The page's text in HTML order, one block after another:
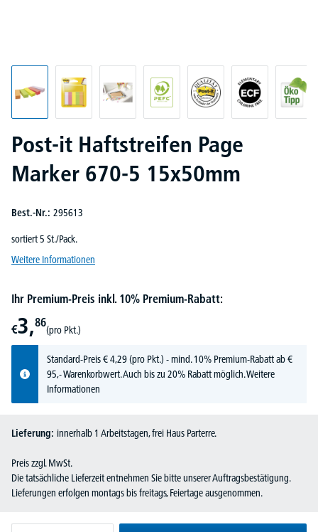
Post-it Haftstreifen Page
Marker 670-5 15x50mm
Best.-Nr.: 295613
sortiert 5 St./Pack.
Weitere Informationen
Ihr Premium-Preis inkl. 10% Premium-Rabatt:
€3,86
(pro Pkt.)
Standard-Preis€4,29(pro Pkt.) - mind. 10% Premium-Rabatt ab €
95,- Warenkorbwert. Auch bis zu 20% Rabatt möglich.Weitere
Informationen
Lieferung: innerhalb 1 Arbeitstagen, frei Haus Parterre.
Preis zzgl. MwSt.
Die tatsächliche Lieferzeit entnehmen Sie bitte unserer Auftragsbestätigung.
Lieferungen erfolgen montags bis freitags, Feiertage ausgenommen.